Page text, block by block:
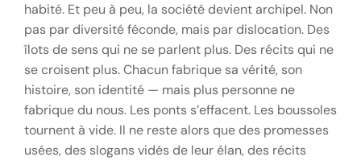
habité. Et peu à peu, la société devient archipel. Non
pas par diversité féconde, mais par dislocation. Des
îlots de sens qui ne se parlent plus. Des récits qui ne
se croisent plus. Chacun fabrique sa vérité, son
histoire, son identité — mais plus personne ne
fabrique du nous. Les ponts s’effacent. Les boussoles
tournent à vide. Il ne reste alors que des promesses
usées, des slogans vidés de leur élan, des récits